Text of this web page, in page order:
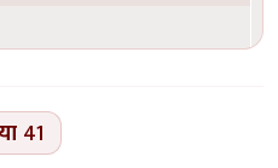
41